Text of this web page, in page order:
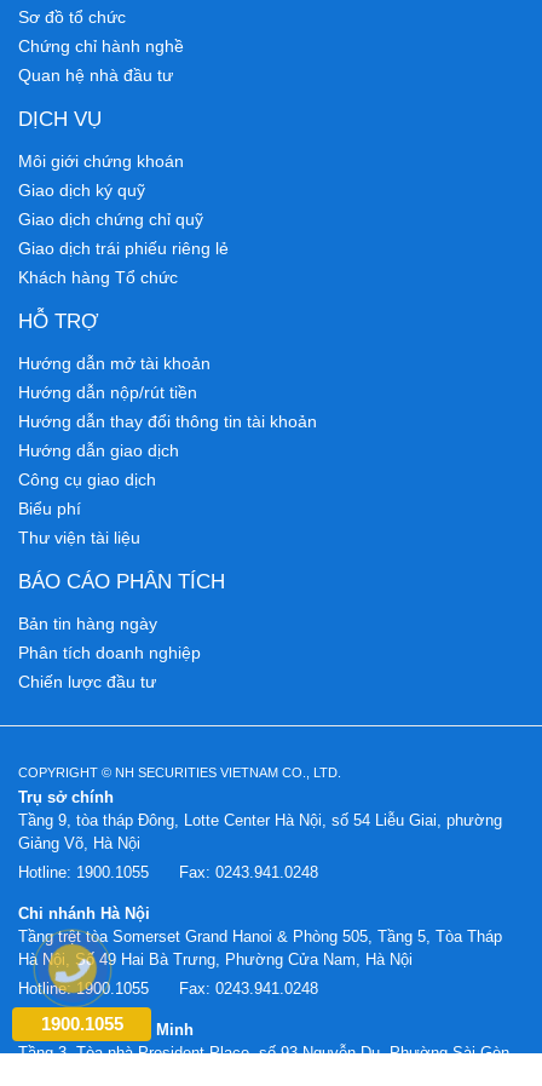
Sơ đồ tổ chức
Chứng chỉ hành nghề
Quan hệ nhà đầu tư
DỊCH VỤ
Môi giới chứng khoán
Giao dịch ký quỹ
Giao dịch chứng chỉ quỹ
Giao dịch trái phiếu riêng lẻ
Khách hàng Tổ chức
HỖ TRỢ
Hướng dẫn mở tài khoản
Hướng dẫn nộp/rút tiền
Hướng dẫn thay đổi thông tin tài khoản
Hướng dẫn giao dịch
Công cụ giao dịch
Biểu phí
Thư viện tài liệu
BÁO CÁO PHÂN TÍCH
Bản tin hàng ngày
Phân tích doanh nghiệp
Chiến lược đầu tư
COPYRIGHT © NH SECURITIES VIETNAM CO., LTD.
Trụ sở chính
Tầng 9, tòa tháp Đông, Lotte Center Hà Nội, số 54 Liễu Giai, phường
Giảng Võ, Hà Nội
Hotline: 1900.1055 Fax: 0243.941.0248
Chi nhánh Hà Nội
Tầng trệt tòa Somerset Grand Hanoi & Phòng 505, Tầng 5, Tòa Tháp
Hà Nội, Số 49 Hai Bà Trưng, Phường Cửa Nam, Hà Nội
Hotline:1900.1055 Fax: 0243.941.0248
Chi nhánh Hồ Chí Minh
Tầng 3, Tòa nhà President Place, số 93 Nguyễn Du, Phường Sài Gòn,
1900.1055